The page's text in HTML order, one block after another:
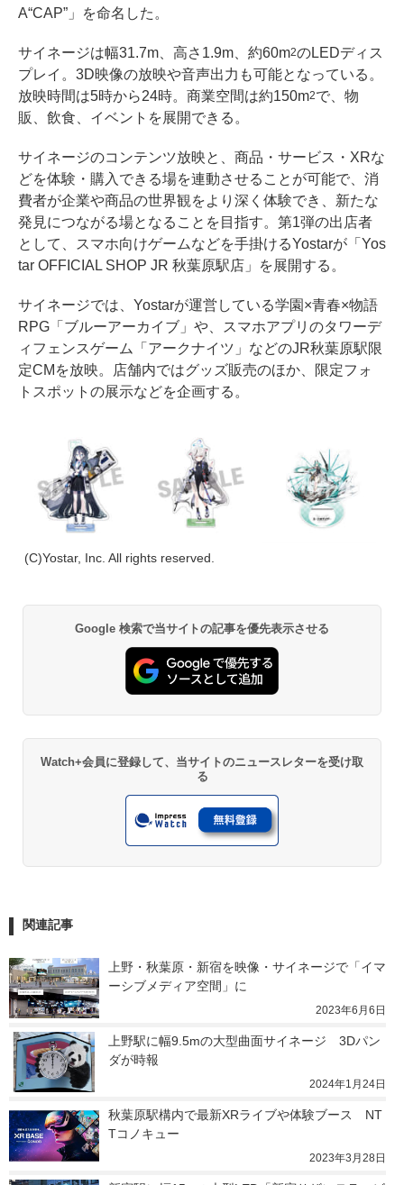
A“CAP”」を命名した。
サイネージは幅31.7m、高さ1.9m、約60m2のLEDディス
プレイ。3D映像の放映や音声出力も可能となっている。
放映時間は5時から24時。商業空間は約150m2で、物
販、飲食、イベントを展開できる。
サイネージのコンテンツ放映と、商品・サービス・XRな
どを体験・購入できる場を連動させることが可能で、消
費者が企業や商品の世界観をより深く体験でき、新たな
発見につながる場となることを目指す。第1弾の出店者
として、スマホ向けゲームなどを手掛けるYostarが「Yos
tar OFFICIAL SHOP JR 秋葉原駅店」を展開する。
サイネージでは、Yostarが運営している学園×青春×物語
RPG「ブルーアーカイブ」や、スマホアプリのタワーデ
ィフェンスゲーム「アークナイツ」などのJR秋葉原駅限
定CMを放映。店舗内ではグッズ販売のほか、限定フォ
トスポットの展示などを企画する。
(C)Yostar, Inc. All rights reserved.
Google 検索で当サイトの記事を優先表示させる
Watch+会員に登録して、当サイトのニュースレターを受け取
る
関連記事
上野・秋葉原・新宿を映像・サイネージで「イマ
ーシブメディア空間」に
2023年6月6日
上野駅に幅9.5mの大型曲面サイネージ　3Dパン
ダが時報
2024年1月24日
秋葉原駅構内で最新XRライブや体験ブース　NT
Tコノキュー
2023年3月28日